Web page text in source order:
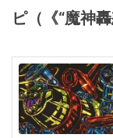
ピ（《“魔神